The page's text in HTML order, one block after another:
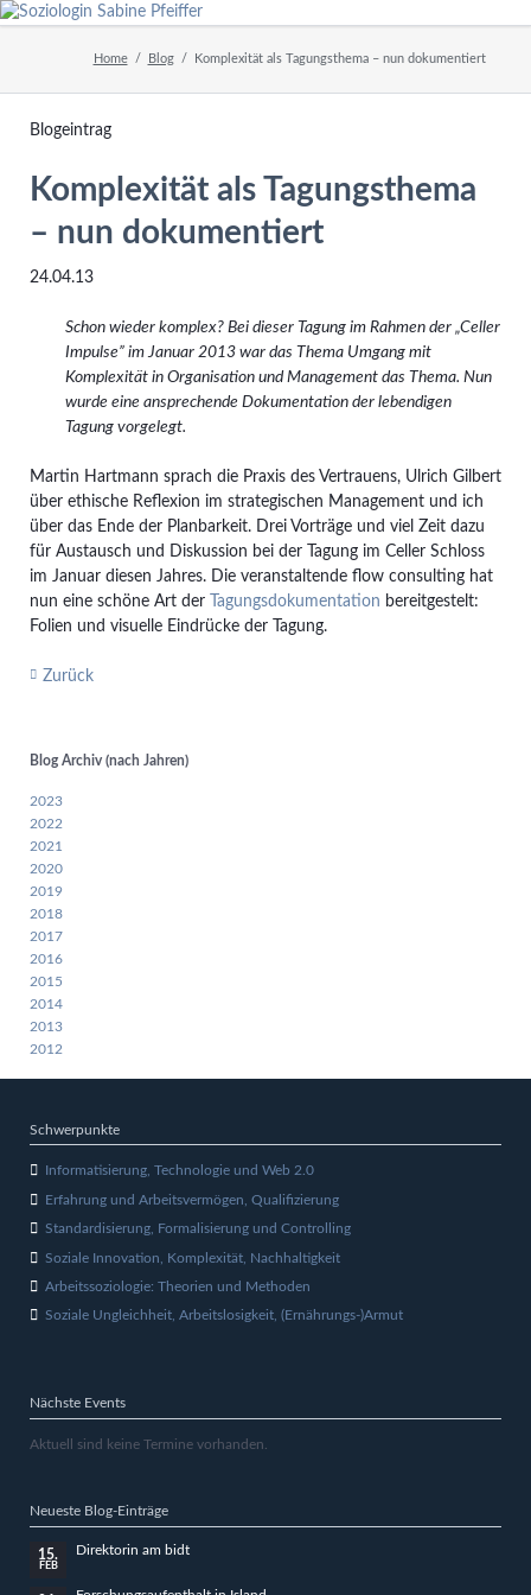
Home Blog Komplexität als Tagungsthema – nun dokumentiert
Blogeintrag
Komplexität als Tagungsthema
– nun dokumentiert
24.04.13
Schon wieder komplex? Bei dieser Tagung im Rahmen der „Celler
Impulse” im Januar 2013 war das Thema Umgang mit
Komplexität in Organisation und Management das Thema. Nun
wurde eine ansprechende Dokumentation der lebendigen
Tagung vorgelegt.
Martin Hartmann sprach die Praxis des Vertrauens, Ulrich Gilbert
über ethische Reflexion im strategischen Management und ich
über das Ende der Planbarkeit. Drei Vorträge und viel Zeit dazu
für Austausch und Diskussion bei der Tagung im Celler Schloss
im Januar diesen Jahres. Die veranstaltende flow consulting hat
nun eine schöne Art der
Tagungsdokumentation bereitgestelt:
Folien und visuelle Eindrücke der Tagung.
Zurück
Blog Archiv (nach Jahren)
2023
2022
2021
2020
2019
2018
2017
2016
2015
2014
2013
2012
Schwerpunkte
Informatisierung, Technologie und Web 2.0
Erfahrung und Arbeitsvermögen, Qualifizierung
Standardisierung, Formalisierung und Controlling
Soziale Innovation, Komplexität, Nachhaltigkeit
Arbeitssoziologie: Theorien und Methoden
Soziale Ungleichheit, Arbeitslosigkeit, (Ernährungs-)Armut
Nächste Events
Aktuell sind keine Termine vorhanden.
Neueste Blog-Einträge
15.
FEB
Direktorin am bidt